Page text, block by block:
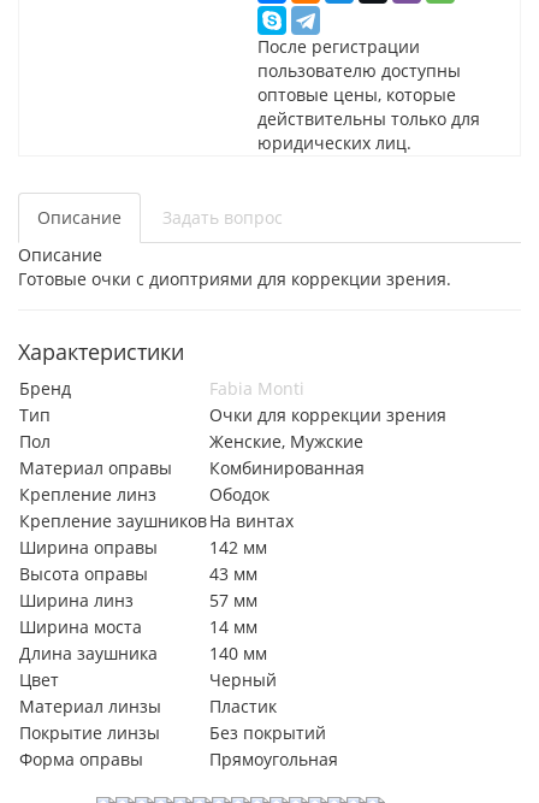
После регистрации
пользователю доступны
оптовые цены, которые
действительны только для
юридических лиц.
Описание
Задать вопрос
Описание
Готовые очки с диоптриями для коррекции зрения.
Характеристики
Бренд
Fabia Monti
Тип
Очки для коррекции зрения
Пол
Женские, Мужские
Материал оправы
Комбинированная
Крепление линз
Ободок
Крепление заушниковНа винтах
Ширина оправы
142 мм
Высота оправы
43 мм
Ширина линз
57 мм
Ширина моста
14 мм
Длина заушника
140 мм
Цвет
Черный
Материал линзы
Пластик
Покрытие линзы
Без покрытий
Форма оправы
Прямоугольная